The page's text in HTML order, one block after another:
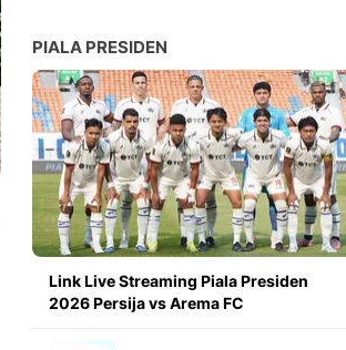
PIALA PRESIDEN
Link Live Streaming Piala Presiden
2026 Persija vs Arema FC